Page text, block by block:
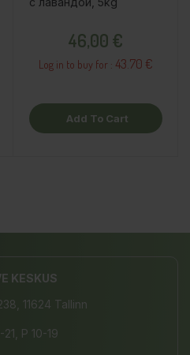
46,00 €
Log in to buy for : 43.70 €
Add To Cart
KESKUS
11624 Tallinn
21, P 10-19